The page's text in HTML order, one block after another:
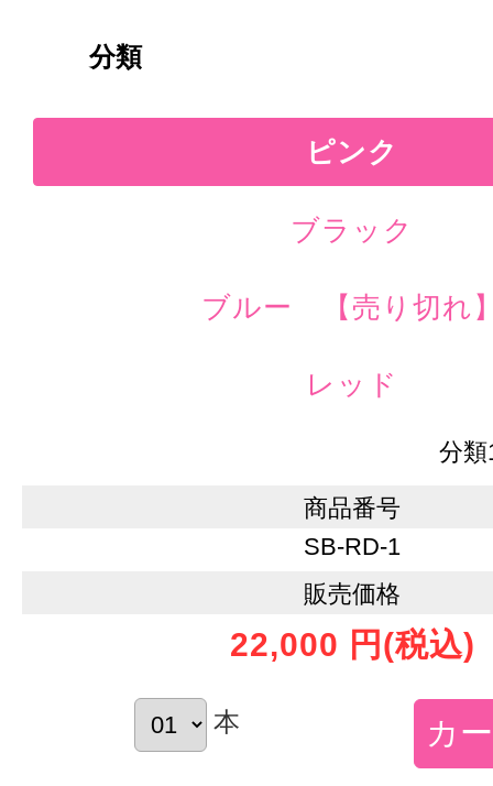
分類
ピンク
ブラック
ブルー 【売り切れ
レッド
分
商品番号
SB-RD-1
販売価格
22,000 円 (税込)
本